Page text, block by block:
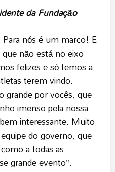
da Fundação
nós é um marco! E
que não está no eixo
felizes e só temos a
terem vindo.
por vocês, que
imenso pela nossa
interessante. Muito
do governo, que
a todas as
grande evento”.